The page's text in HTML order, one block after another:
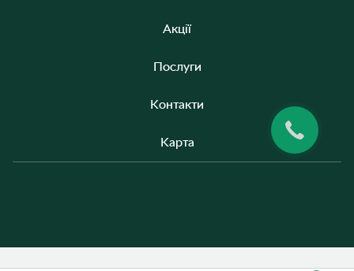
Акції
Послуги
Контакти
Карта